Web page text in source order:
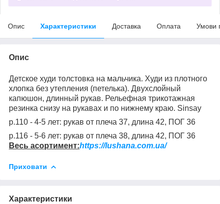
Опис Характеристики Доставка Оплата Умови
Опис
Детское худи толстовка на мальчика. Худи из плотного
хлопка без утепления (петелька). Двухслойный
капюшон, длинный рукав. Рельефная трикотажная
резинка снизу на рукавах и по нижнему краю. Sinsay
р.110 - 4-5 лет: рукав от плеча 37, длина 42, ПОГ 36
р.116 - 5-6 лет: рукав от плеча 38, длина 42, ПОГ 36
Весь асортимент:https://lushana.com.ua/
Приховати
Характеристики